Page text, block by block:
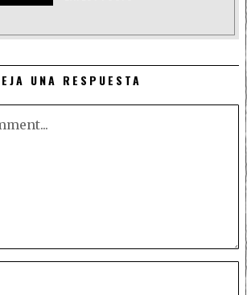
UNA RESPUESTA